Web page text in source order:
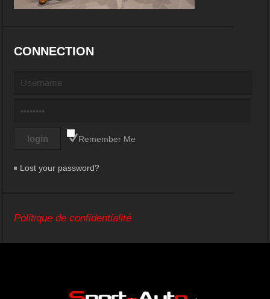
CONNECTION
Remember Me
Lost your password?
Politique de confidentialité